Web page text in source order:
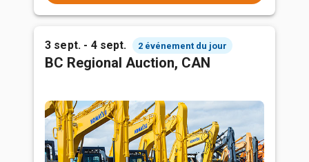
3 sept. - 4 sept. 2 événement du jour
BC Regional Auction, CAN